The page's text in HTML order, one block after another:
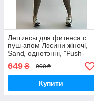
Леггинсы для фитнеса с
пуш-апом Лосини жіночі,
Sand, однотонні, "Push-
up", пушап, широкий пояс,
висока посадка
649 ₴ 900 ₴
Купити